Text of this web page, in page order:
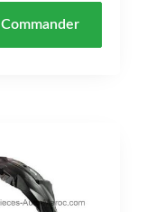
Commander